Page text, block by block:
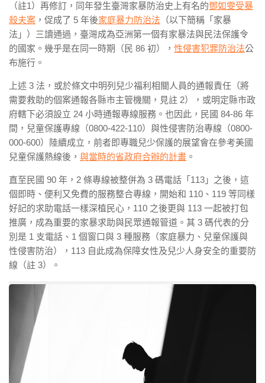
（註1）再修訂，同年發生臺灣家暴防治史上有名的鄧如雯受暴
殺夫案 ，促成了 5 年後家庭暴力防治法 （以下簡稱「家暴
法」）三讀通過，臺灣成為亞洲第一個有家暴法與民法保護令
的國家。幾乎是在同一時期（民 86 初）， 性侵害犯罪防治法公
布施行。
上述 3 法，或於條文中明列兒少福利相關人員的通報責任（將
需要救助的個案通報各縣市主管機關，見註 2），或明定縣市政
府轄下必須設立 24 小時通報專線服務。也因此，民國 84-86 年
間，兒童保護專線（0800-422-110）與性侵害防治專線（0800-
000-600）陸續成立，前者即專職兒少保護的展望會在參考美國
兒童保護熱線後， 與當時的省政府合辦的計畫 。
直至民國 90 年，2 條專線被整併為 3 碼電話「113」之後，這
個即時、便利又免費的服務整合專線，開始和 110、119 等同樣
好記的求助電話一樣深植民心，110 之後更與 113 一起被打包
推廣，成為重要的家暴求助與民眾通報管道。其 3 碼代表的分
別是 1 支電話、1 個窗口與 3 種服務（家庭暴力、兒童保護與
性侵害防治），113 自此成為保障女性及兒少人身安全的重要防
線（註 3）。